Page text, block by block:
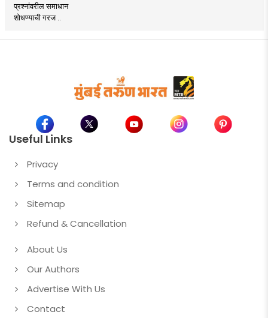
प्रश्नांवरील समाधान
शोधण्याची गरज ..
Useful Links
Privacy
Terms and condition
Sitemap
Refund & Cancellation
About Us
Our Authors
Advertise With Us
Contact